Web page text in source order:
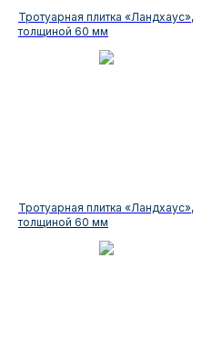
Тротуарная плитка «Ландхаус»,
толщиной 60 мм
Тротуарная плитка «Ландхаус»,
толщиной 60 мм